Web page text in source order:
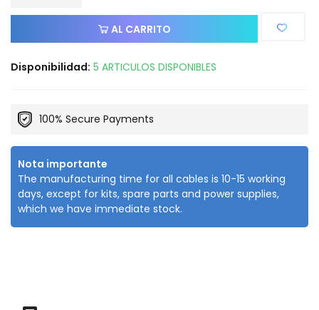
AL CARRITO
Disponibilidad: 5 ARTICULOS DISPONIBLES
100% Secure Payments
Nota importante
The manufacturing time for all cables is 10-15 working
days, except for kits, spare parts and power supplies,
which we have immediate stock.